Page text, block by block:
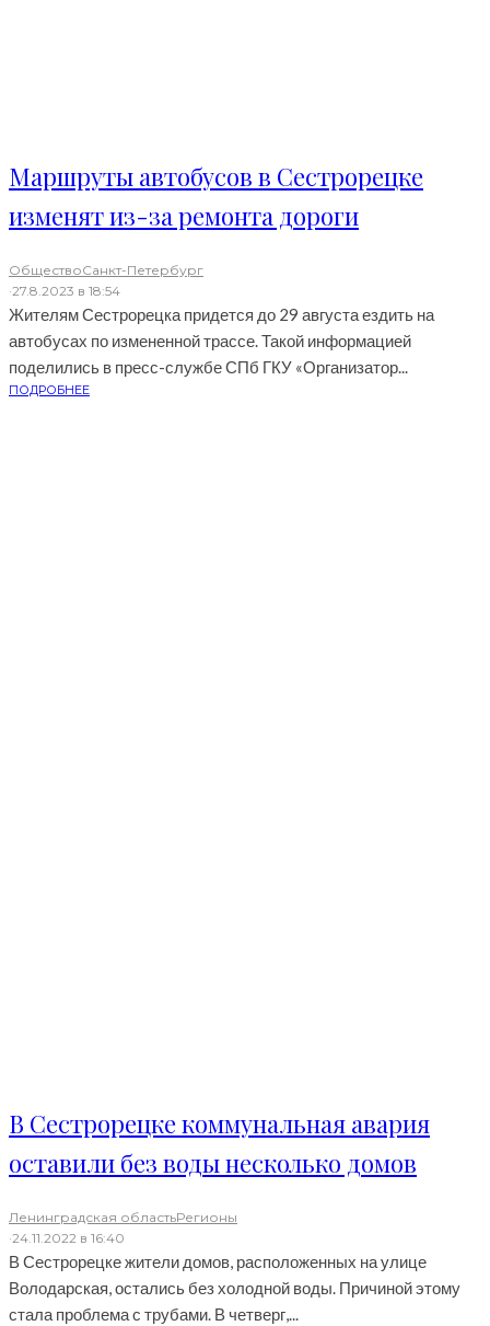
Маршруты автобусов в Сестрорецке
изменят из-за ремонта дороги
ОбществоСанкт-Петербург
·27.8.2023 в 18:54
Жителям Сестрорецка придется до 29 августа ездить на
автобусах по измененной трассе. Такой информацией
поделились в пресс-службе СПб ГКУ «Организатор...
ПОДРОБНЕЕ
В Сестрорецке коммунальная авария
оставили без воды несколько домов
Ленинградская областьРегионы
·24.11.2022 в 16:40
В Сестрорецке жители домов, расположенных на улице
Володарская, остались без холодной воды. Причиной этому
стала проблема с трубами. В четверг,...